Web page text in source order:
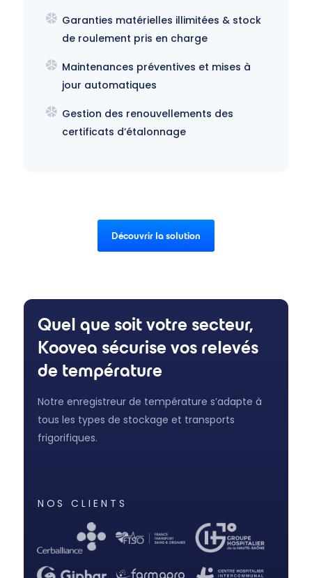
Garanties matérielles illimitées & stock
de roulement pris en charge
Maintenances préventives et mises à
jour automatiques
Gestion des renouvellements des
certificats d’étalonnage
Découvrir la solution
Quel que soit votre secteur,
Koovea sécurise vos relevés
de température
Notre enregistreur de température s’adapte à
tous les types de stockage et transports
frigorifiques.
NOS CLIENTS